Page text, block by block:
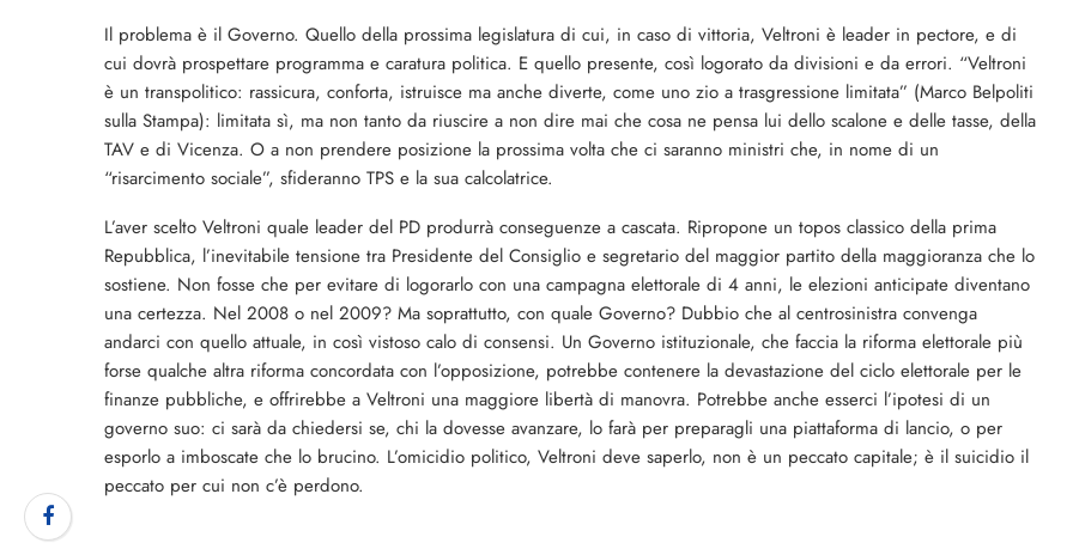
Il problema è il Governo. Quello della prossima legislatura di cui, in caso di vittoria, Veltroni è leader in pectore, e di
cui dovrà prospettare programma e caratura politica. E quello presente, così logorato da divisioni e da errori. “Veltroni
è un transpolitico: rassicura, conforta, istruisce ma anche diverte, come uno zio a trasgressione limitata” (Marco Belpoliti
sulla Stampa): limitata sì, ma non tanto da riuscire a non dire mai che cosa ne pensa lui dello scalone e delle tasse, della
TAV e di Vicenza. O a non prendere posizione la prossima volta che ci saranno ministri che, in nome di un
“risarcimento sociale”, sfideranno TPS e la sua calcolatrice.
L’aver scelto Veltroni quale leader del PD produrrà conseguenze a cascata. Ripropone un topos classico della prima
Repubblica, l’inevitabile tensione tra Presidente del Consiglio e segretario del maggior partito della maggioranza che lo
sostiene. Non fosse che per evitare di logorarlo con una campagna elettorale di 4 anni, le elezioni anticipate diventano
una certezza. Nel 2008 o nel 2009? Ma soprattutto, con quale Governo? Dubbio che al centrosinistra convenga
andarci con quello attuale, in così vistoso calo di consensi. Un Governo istituzionale, che faccia la riforma elettorale più
forse qualche altra riforma concordata con l’opposizione, potrebbe contenere la devastazione del ciclo elettorale per le
finanze pubbliche, e offrirebbe a Veltroni una maggiore libertà di manovra. Potrebbe anche esserci l’ipotesi di un
governo suo: ci sarà da chiedersi se, chi la dovesse avanzare, lo farà per preparagli una piattaforma di lancio, o per
esporlo a imboscate che lo brucino. L’omicidio politico, Veltroni deve saperlo, non è un peccato capitale; è il suicidio il
peccato per cui non c’è perdono.